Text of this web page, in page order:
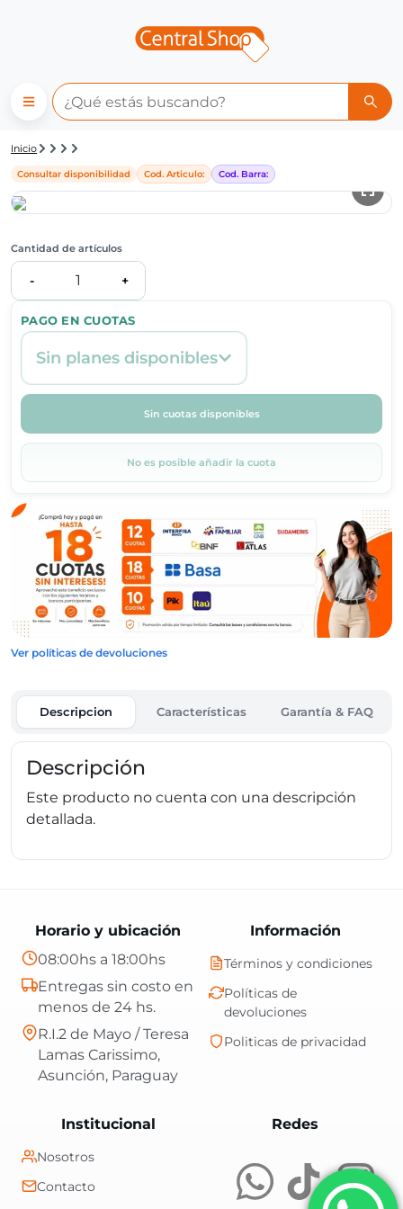
Detalle de producto | Central
Inicio
Consultar disponibilidad Cod. Articulo: Cod. Barra:
PAGO EN CUOTAS
Sin planes disponibles
Sin cuotas disponibles
No es posible añadir la cuota
Cantidad de artículos
- 1 +
Ver políticas de devoluciones
Descripcion Características Garantía & FAQ
Descripción
Este producto no cuenta con una descripción
detallada.
RedesCentral Shop es
Información
Términos y condiciones
Políticas de
devoluciones
Politicas de privacidad
Institucional
Nosotros
Contacto
Horario y ubicación
08:00hs a 18:00hs
Entregas sin costo en
menos de 24 hs.
R.I.2 de Mayo / Teresa
Lamas Carissimo,
Asunción, Paraguay